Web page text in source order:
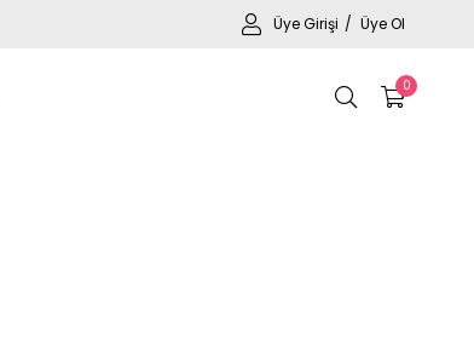
Üye Girişi Üye Ol
0